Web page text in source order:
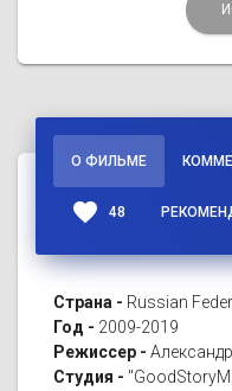
О ФИЛЬМЕ
favorite 48
Страна - Russian
Год - 2009-2019
Режиссер -
Студия -